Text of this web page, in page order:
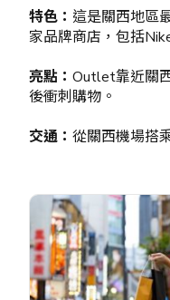
特色： 這是關西地區
家品牌商店，包括
亮點： Outlet靠近關
後衝刺購物。
交通： 從關西機場搭